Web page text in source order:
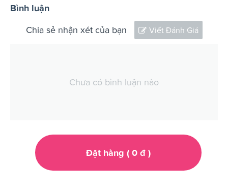
Bình luận
Chia sẻ nhận xét của bạn Viết Đánh Giá
Chưa có bình luận nào
Đặt hàng ( 0đ )